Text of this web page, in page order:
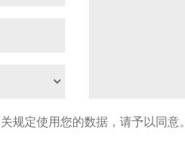
规定使用您的数据，请予以同意。